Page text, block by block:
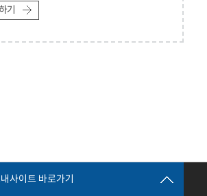
기
사이트 바로가기